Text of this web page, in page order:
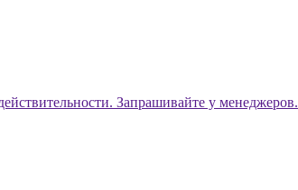
Запрашивайте у менеджеров.